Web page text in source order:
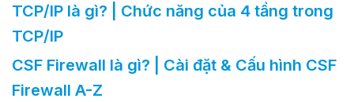
TCP/IP là gì? | Chức năng của 4 tầng trong
TCP/IP
CSF Firewall là gì? | Cài đặt & Cấu hình CSF
Firewall A-Z